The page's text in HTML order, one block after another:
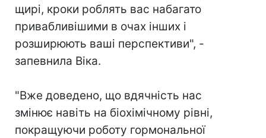
щирі, кроки роблять вас набагато
привабливішими в очах інших і
розширюють ваші перспективи", -
запевнила Віка.
"Вже доведено, що вдячність нас
змінює навіть на біохімічному рівні,
покращуючи роботу гормональної